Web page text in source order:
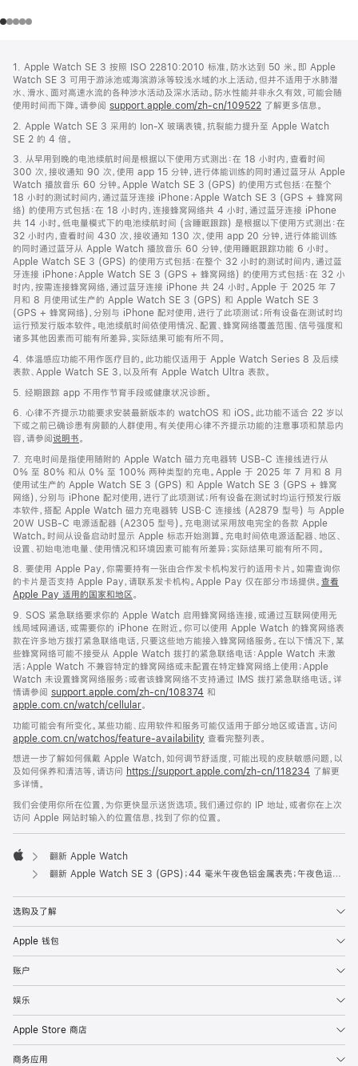
页
页
脚
注
1. Apple Watch SE 3 按照 ISO 22810:2010 标准，防水达到 50 米。即 Apple
Watch SE 3 可用于游泳池或海滨游泳等较浅水域的水上活动，但并不适用于水肺潜
水、滑水、面对高速水流的各种涉水活动及深水活动。防水性能并非永久有效，可能会随
使用时间而下降。请参阅 support.apple.com/zh-cn/109522 了解更多信息。
2. Apple Watch SE 3 采用的 Ion-X 玻璃表镜，抗裂能力提升至 Apple Watch
SE 2 的 4 倍。
3. 从早用到晚的电池续航时间是根据以下使用方式测出：在 18 小时内，查看时间
300 次，接收通知 90 次，使用 app 15 分钟，进行体能训练的同时通过蓝牙从 Apple
Watch 播放音乐 60 分钟。Apple Watch SE 3 (GPS) 的使用方式包括：在整个
18 小时的测试时间内，通过蓝牙连接 iPhone；Apple Watch SE 3 (GPS + 蜂窝网
络) 的使用方式包括：在 18 小时内，连接蜂窝网络共 4 小时，通过蓝牙连接 iPhone
共 14 小时。低电量模式下的电池续航时间 (含睡眠跟踪) 是根据以下使用方式测出：在
32 小时内，查看时间 430 次，接收通知 130 次，使用 app 20 分钟，进行体能训练
的同时通过蓝牙从 Apple Watch 播放音乐 60 分钟，使用睡眠跟踪功能 6 小时。
Apple Watch SE 3 (GPS) 的使用方式包括：在整个 32 小时的测试时间内，通过蓝
牙连接 iPhone；Apple Watch SE 3 (GPS + 蜂窝网络) 的使用方式包括：在 32 小
时内，按需连接蜂窝网络，通过蓝牙连接 iPhone 共 24 小时。Apple 于 2025 年 7
月和 8 月使用试生产的 Apple Watch SE 3 (GPS) 和 Apple Watch SE 3
(GPS + 蜂窝网络)，分别与 iPhone 配对使用，进行了此项测试；所有设备在测试时均
运行预发行版本软件。电池续航时间依使用情况、配置、蜂窝网络覆盖范围、信号强度和
诸多其他因素而可能有所差异，实际结果可能有所不同。
4. 体温感应功能不用作医疗目的。此功能仅适用于 Apple Watch Series 8 及后续
表款、Apple Watch SE 3，以及所有 Apple Watch Ultra 表款。
5. 经期跟踪 app 不用作节育手段或健康状况诊断。
6. 心律不齐提示功能要求安装最新版本的 watchOS 和 iOS。此功能不适合 22 岁以
下或之前已确诊患有房颤的人群使用。有关使用心律不齐提示功能的注意事项和禁忌内
容，请参阅说明书。
7. 充电时间是指使用随附的 Apple Watch 磁力充电器转 USB-C 连接线进行从
0% 至 80% 和从 0% 至 100% 两种类型的充电。Apple 于 2025 年 7 月和 8 月
使用试生产的 Apple Watch SE 3 (GPS) 和 Apple Watch SE 3 (GPS + 蜂窝
网络)，分别与 iPhone 配对使用，进行了此项测试；所有设备在测试时均运行预发行版
本软件，搭配 Apple Watch 磁力充电器转 USB‑C 连接线 (A2879 型号) 与 Apple
20W USB-C 电源适配器 (A2305 型号)。充电测试采用放电完全的各款 Apple
Watch。时间从设备启动时显示 Apple 标志开始测算。充电时间依电源适配器、地区、
设置、初始电池电量、使用情况和环境因素可能有所差异；实际结果可能有所不同。
8. 要使用 Apple Pay，你需要持有一张由合作发卡机构发行的适用卡片。如需查询你
的卡片是否支持 Apple Pay，请联系发卡机构。Apple Pay 仅在部分市场提供。 查看
Apple Pay 适用的国家和地区 。
9. SOS 紧急联络要求你的 Apple Watch 启用蜂窝网络连接，或通过互联网使用无
线局域网通话，或需要你的 iPhone 在附近。你可以使用 Apple Watch 的蜂窝网络表
款在许多地方拨打紧急联络电话，只要这些地方能接入蜂窝网络服务。在以下情况下，某
些蜂窝网络可能不接受从 Apple Watch 拨打的紧急联络电话：Apple Watch 未激
活；Apple Watch 不兼容特定的蜂窝网络或未配置在特定蜂窝网络上使用；Apple
Watch 未设置蜂窝网络服务；或者该蜂窝网络不支持通过 IMS 拨打紧急联络电话。详
情请参阅 support.apple.com/zh-cn/108374 和
apple.com.cn/watch/cellular。
功能可能会有所变化。某些功能、应用软件和服务可能仅适用于部分地区或语言。访问
apple.com.cn/watchos/feature-availability 查看完整列表。
想进一步了解如何佩戴 Apple Watch，如何调节舒适度，可能出现的皮肤敏感问题，以
及如何保养和清洁等，请访问 https://support.apple.com/zh-cn/118234 了解更
多详情。
我们会使用你所在位置，为你更快显示送货选项。我们通过你的 IP 地址，或者你在上次
访问 Apple 网站时输入的位置信息，找到了你的位置。
Apple
翻新 Apple Watch
翻新 Apple Watch SE 3 (GPS)；44 毫米午夜色铝金属表壳；午夜色运动型表带 (M/L 号)
选购及了解
Apple 钱包
账户
娱乐
Apple Store 商店
商务应用